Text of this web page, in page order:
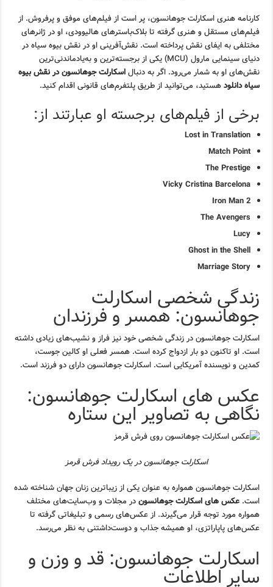
کارنامه هنری اسکارلت جوهانسون، پر است از فیلم‌های موفق و پرفروش. از
فیلم‌های مستقل و هنری گرفته تا بلاک‌باسترهای هالیوودی، او در ژانرهای
مختلفی به ایفای نقش پرداخته است. نقش‌آفرینی او در نقش بیوه سیاه در
دنیای سینمایی مارول (MCU) یکی از برجسته‌ترین و به‌یادماندنی‌ترین
نقش‌های او به شمار می‌رود. اگر به دنبالاسکارلت جوهانسون در نقش بیوه
سیاه دانلودهستید، می‌توانید از طریق پلتفرم‌های قانونی اقدام کنید.
برخی از فیلم‌های برجسته او عبارتند از:
Lost in Translation
Match Point
The Prestige
Vicky Cristina Barcelona
Iron Man 2
The Avengers
Lucy
Ghost in the Shell
Marriage Story
زندگی شخصی اسکارلت
جوهانسون: همسر و فرزندان
اسکارلت جوهانسون در زندگی شخصی خود نیز فراز و نشیب‌های زیادی داشته
است. او تاکنون دو بار ازدواج کرده است. همسر فعلی او کالین جوست،
کمدین و نویسنده آمریکایی است. اسکارلت جوهانسون دارای دو فرزند است.
عکس های اسکارلت جوهانسون:
نگاهی به تصاویر این ستاره
اسکارلت جوهانسون در یک رویداد فرش قرمز
اسکارلت جوهانسون همواره به عنوان یکی از زیباترین زنان جهان شناخته شده
است.عکس های اسکارلت جوهانسوندر مجلات و وب‌سایت‌های مختلف
همواره مورد توجه قرار می‌گیرند. از عکس‌های رسمی و تبلیغاتی گرفته تا
عکس‌های پاپاراتزی، او همیشه جذاب و دوست‌داشتنی به نظر می‌رسد.
اسکارلت جوهانسون: قد و وزن و
سایر اطلاعات